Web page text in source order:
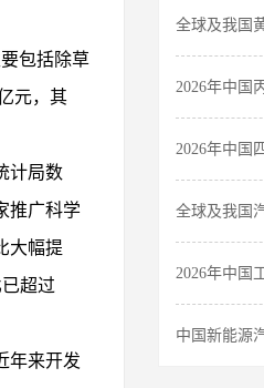
包括除草
元，其
计局数
推广科学
大幅提
超过
年来开发